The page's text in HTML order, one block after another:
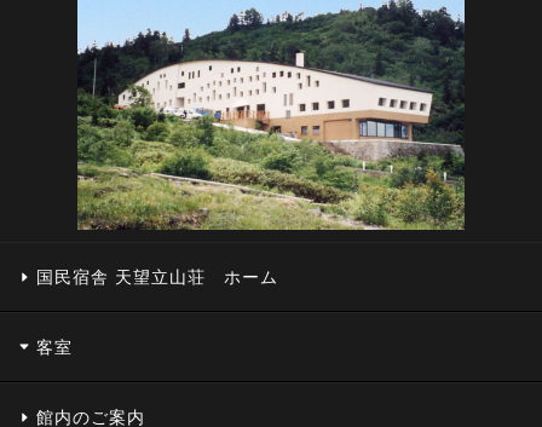
国民宿舎 天望立山荘 ホーム
客室
館内のご案内